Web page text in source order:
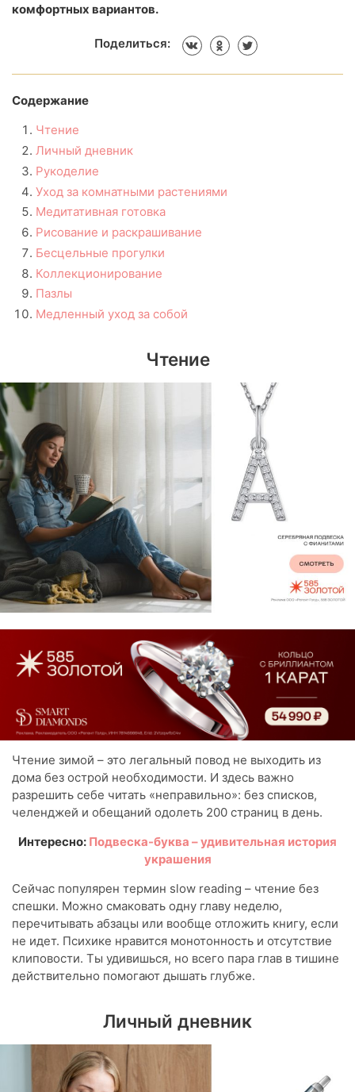
комфортных вариантов.
Поделиться:
Содержание
Чтение
Личный дневник
Рукоделие
Уход за комнатными растениями
Медитативная готовка
Рисование и раскрашивание
Бесцельные прогулки
Коллекционирование
Пазлы
Медленный уход за собой
Чтение
Чтение зимой – это легальный повод не выходить из
дома без острой необходимости. И здесь важно
разрешить себе читать «неправильно»: без списков,
челенджей и обещаний одолеть 200 страниц в день.
Интересно: Подвеска-буква – удивительная история
украшения
Сейчас популярен термин slow reading – чтение без
спешки. Можно смаковать одну главу неделю,
перечитывать абзацы или вообще отложить книгу, если
не идет. Психике нравится монотонность и отсутствие
клиповости. Ты удивишься, но всего пара глав в тишине
действительно помогают дышать глубже.
Личный дневник